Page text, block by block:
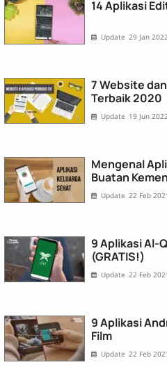
14 Aplikasi
29 Jan 2022
7 Website
Terbaik 2020
19 Jun 2022
Mengenal
Buatan
22 Feb
9 Aplikasi Al-
(GRATIS!)
22 Feb
9 Aplikasi
Film
22 Feb